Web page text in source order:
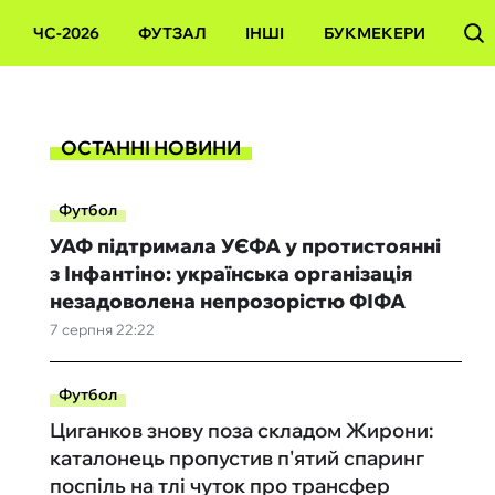
ЧС-2026 ФУТЗАЛ ІНШІ БУКМЕКЕРИ
ОСТАННІ НОВИНИ
Футбол
7 серпня 22:22
УАФ підтримала УЄФА у протистоянні
з Інфантіно: українська організація
незадоволена непрозорістю ФІФА
Футбол
Циганков знову поза складом Жирони:
каталонець пропустив п'ятий спаринг
поспіль на тлі чуток про трансфер